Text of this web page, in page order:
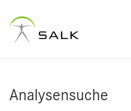
Analysensuche